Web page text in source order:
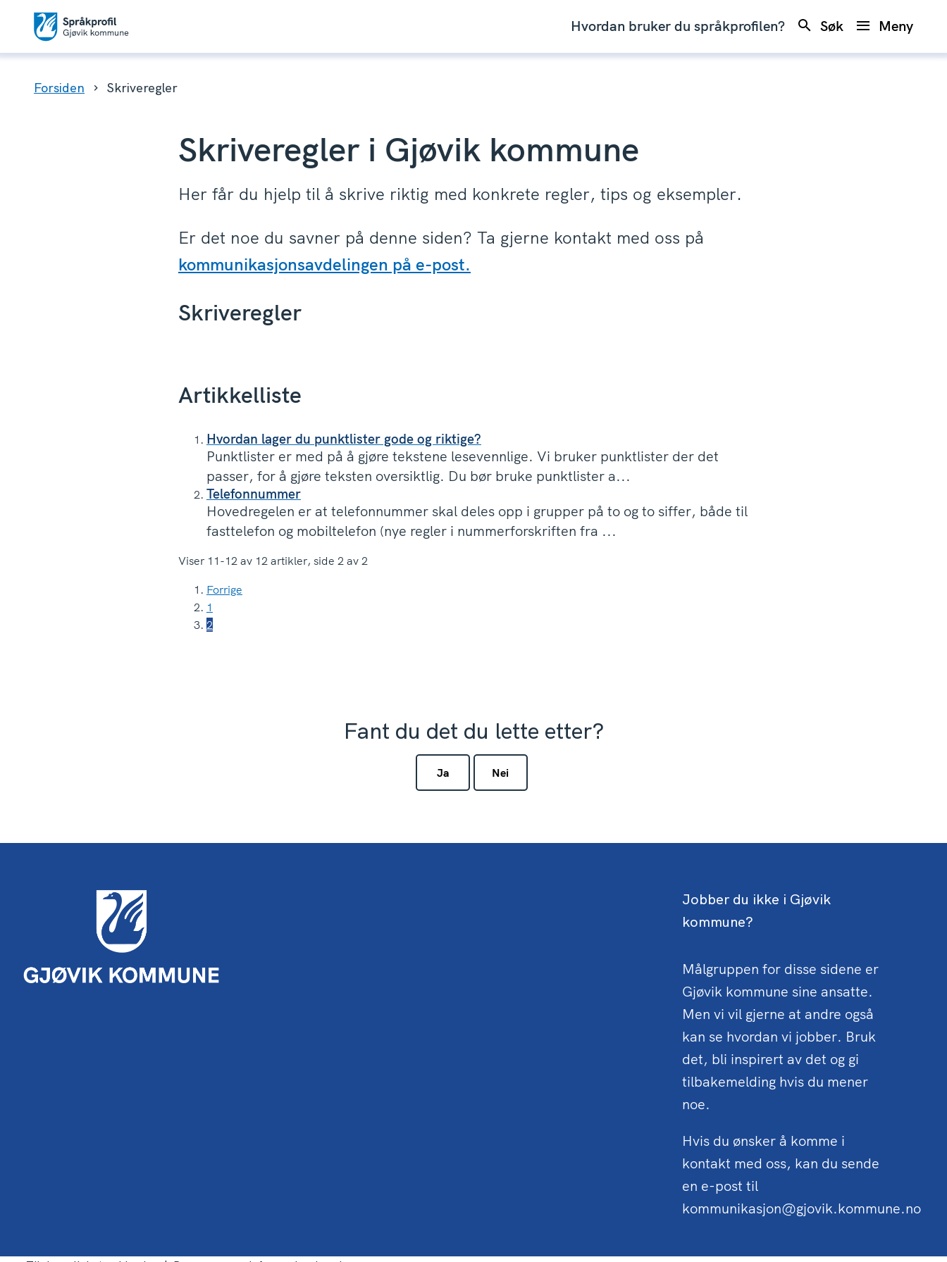
i
Gjøvik
kommune
Hvordan bruker du språkprofilen? Søk Meny
Du
Forsiden Skriveregler
Skriveregler i Gjøvik kommune
Her får du hjelp til å skrive riktig med konkrete regler, tips og eksempler.
Er det noe du savner på denne siden? Ta gjerne kontakt med oss på
kommunikasjonsavdelingen på e-post.
Skriveregler
Artikkelliste
Hvordan lager du punktlister gode og riktige?
Punktlister er med på å gjøre tekstene lesevennlige. Vi bruker punktlister der det
passer, for å gjøre teksten oversiktlig. Du bør bruke punktlister a...
Telefonnummer
Hovedregelen er at telefonnummer skal deles opp i grupper på to og to siffer, både til
fasttelefon og mobiltelefon (nye regler i nummerforskriften fra ...
Viser 11-12av 12artikler, side 2av 2
Forrige
1
2
Fant du det du lette etter?
Ja Nei
Jobber du ikke i Gjøvik
kommune?
Målgruppen for disse sidene er
Gjøvik kommune sine ansatte.
Men vi vil gjerne at andre også
kan se hvordan vi jobber. Bruk
det, bli inspirert av det og gi
tilbakemelding hvis du mener
noe.
Hvis du ønsker å komme i
kontakt med oss, kan du sende
en e-post til
kommunikasjon@gjovik.kommune.no